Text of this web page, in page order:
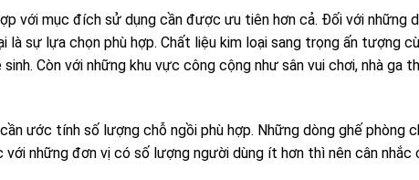
với mục đích sử dụng cần được ưu tiên hơn cả. Đối với những
là sự lựa chọn phù hợp. Chất liệu kim loại sang trọng ấn tượng
Còn với những khu vực công cộng như sân vui chơi, nhà ga
ước tính số lượng chỗ ngồi phù hợp. Những dòng ghế phòng
với những đơn vị có số lượng người dùng ít hơn thì nên cân